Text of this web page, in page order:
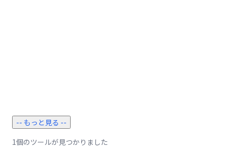
-- もっと見る --
1個のツールが見つかりました